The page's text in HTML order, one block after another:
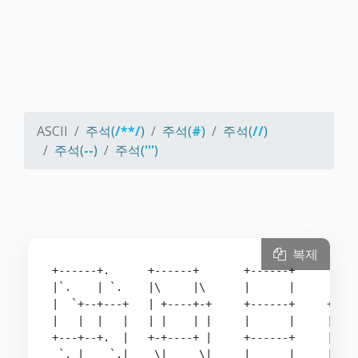
ASCII 주석(/**/) 주석(#) 주석(//)
주석(--) 주석(''')
+------+.      +------+       +------+
|`.    | `.    |\     |\      |      |      /|
|  `+--+---+   | +----+-+     +------+     +-
+---+--+.  |   +-+----+ |     +------+     |
`. |    `.|    \|     \|     |      |     |/
복제